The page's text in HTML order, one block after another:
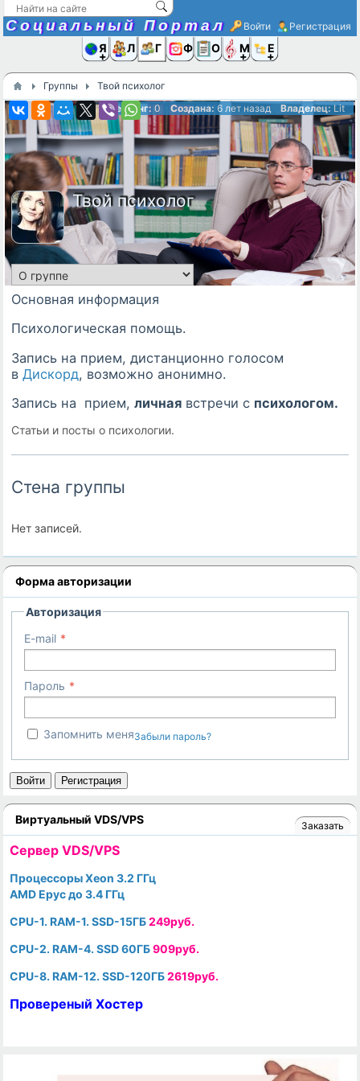
Социальный Портал Войти Регистрация
Я иЛюди
Группы
Фото Ещё
Группы
Твой психолог
Рейтинг: 0 Создана: 6 лет назад Владелец: Lit
Твой психолог
Основная информация
Психологическая помощь.
Запись на прием, дистанционно голосом
вДискорд, возможно анонимно.
Запись на прием,личная встречи с психологом.
Статьи и посты о психологии.
Стена группы
Нет записей.
Форма авторизации
Авторизация
E-mail
Пароль
Запомнить меняЗабыли пароль?
Войти Регистрация
Виртуальный VDS/VPS Заказать
Cервер VDS/VPS
Процессоры Xeon 3.2 ГГц
AMD Epyc до 3.4 ГГц
CPU-1. RAM-1. SSD-15ГБ249руб.
CPU-2. RAM-4. SSD 60ГБ909руб.
CPU-8. RAM-12. SSD-120ГБ2619руб.
Провереный Хостер